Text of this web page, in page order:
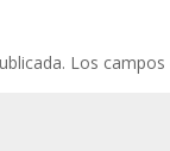
Los